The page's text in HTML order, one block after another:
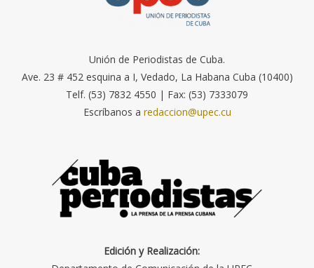
Unión de Periodistas de Cuba.
Ave. 23 # 452 esquina a I, Vedado, La Habana Cuba (10400)
Telf. (53) 7832 4550 | Fax: (53) 7333079
Escríbanos a redaccion@upec.cu
Edición y Realización: